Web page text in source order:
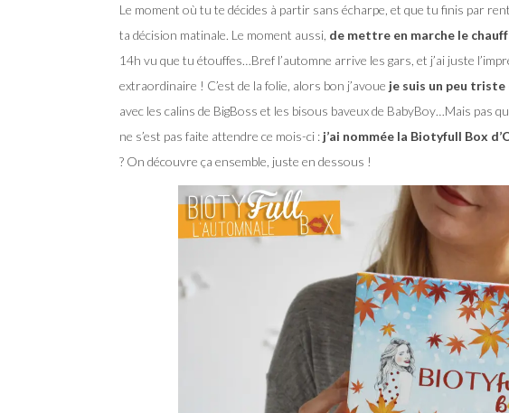
Le moment où tu te décides à partir sans écharpe, et que tu finis par
ta décision matinale. Le moment aussi, de mettre en marche le
14h vu que tu étouffes…Bref l’automne arrive les gars, et j’ai juste
extraordinaire ! C’est de la folie, alors bon j’avoue je suis un peu
avec les calins de BigBoss et les bisous baveux de BabyBoy…Mais pas
ne s’est pas faite attendre ce mois-ci : j’ai nommée la Biotyfull Box
? On découvre ça ensemble, juste en dessous !